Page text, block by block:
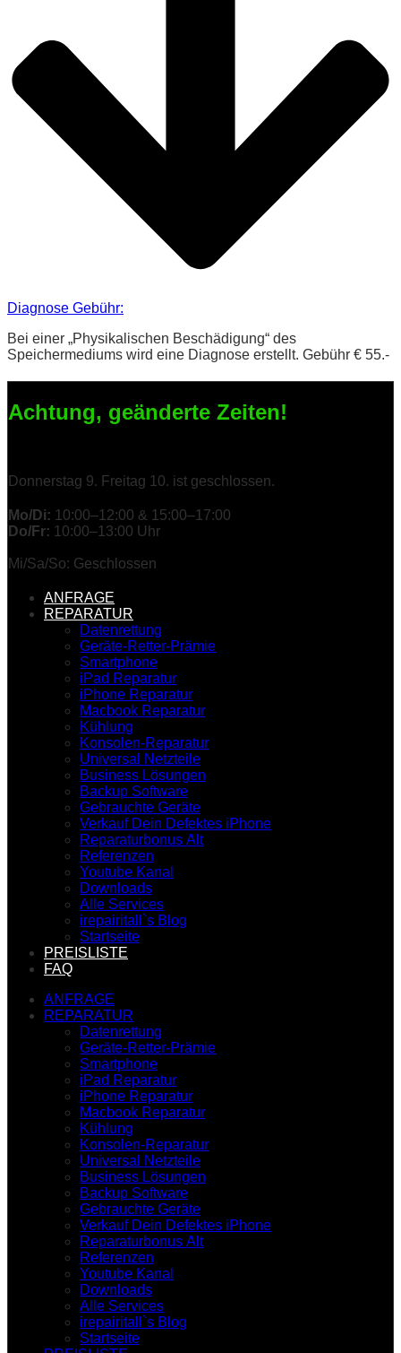
Diagnose Gebühr:
Bei einer „Physikalischen Beschädigung“ des
Speichermediums wird eine Diagnose erstellt. Gebühr € 55.-
Achtung, geänderte Zeiten!
Donnerstag 9. Freitag 10. ist geschlossen.
Mo/Di: 10:00–12:00 & 15:00–17:00
Do/Fr: 10:00–13:00 Uhr
Mi/Sa/So: Geschlossen
ANFRAGE
REPARATUR
Datenrettung
Geräte-Retter-Prämie
Smartphone
iPad Reparatur
iPhone Reparatur
Macbook Reparatur
Kühlung
Konsolen-Reparatur
Universal Netzteile
Business Lösungen
Backup Software
Gebrauchte Geräte
Verkauf Dein Defektes iPhone
Reparaturbonus Alt
Referenzen
Youtube Kanal
Downloads
Alle Services
irepairitall`s Blog
Startseite
PREISLISTE
FAQ
ANFRAGE
REPARATUR
Datenrettung
Geräte-Retter-Prämie
Smartphone
iPad Reparatur
iPhone Reparatur
Macbook Reparatur
Kühlung
Konsolen-Reparatur
Universal Netzteile
Business Lösungen
Backup Software
Gebrauchte Geräte
Verkauf Dein Defektes iPhone
Reparaturbonus Alt
Referenzen
Youtube Kanal
Downloads
Alle Services
irepairitall`s Blog
Startseite